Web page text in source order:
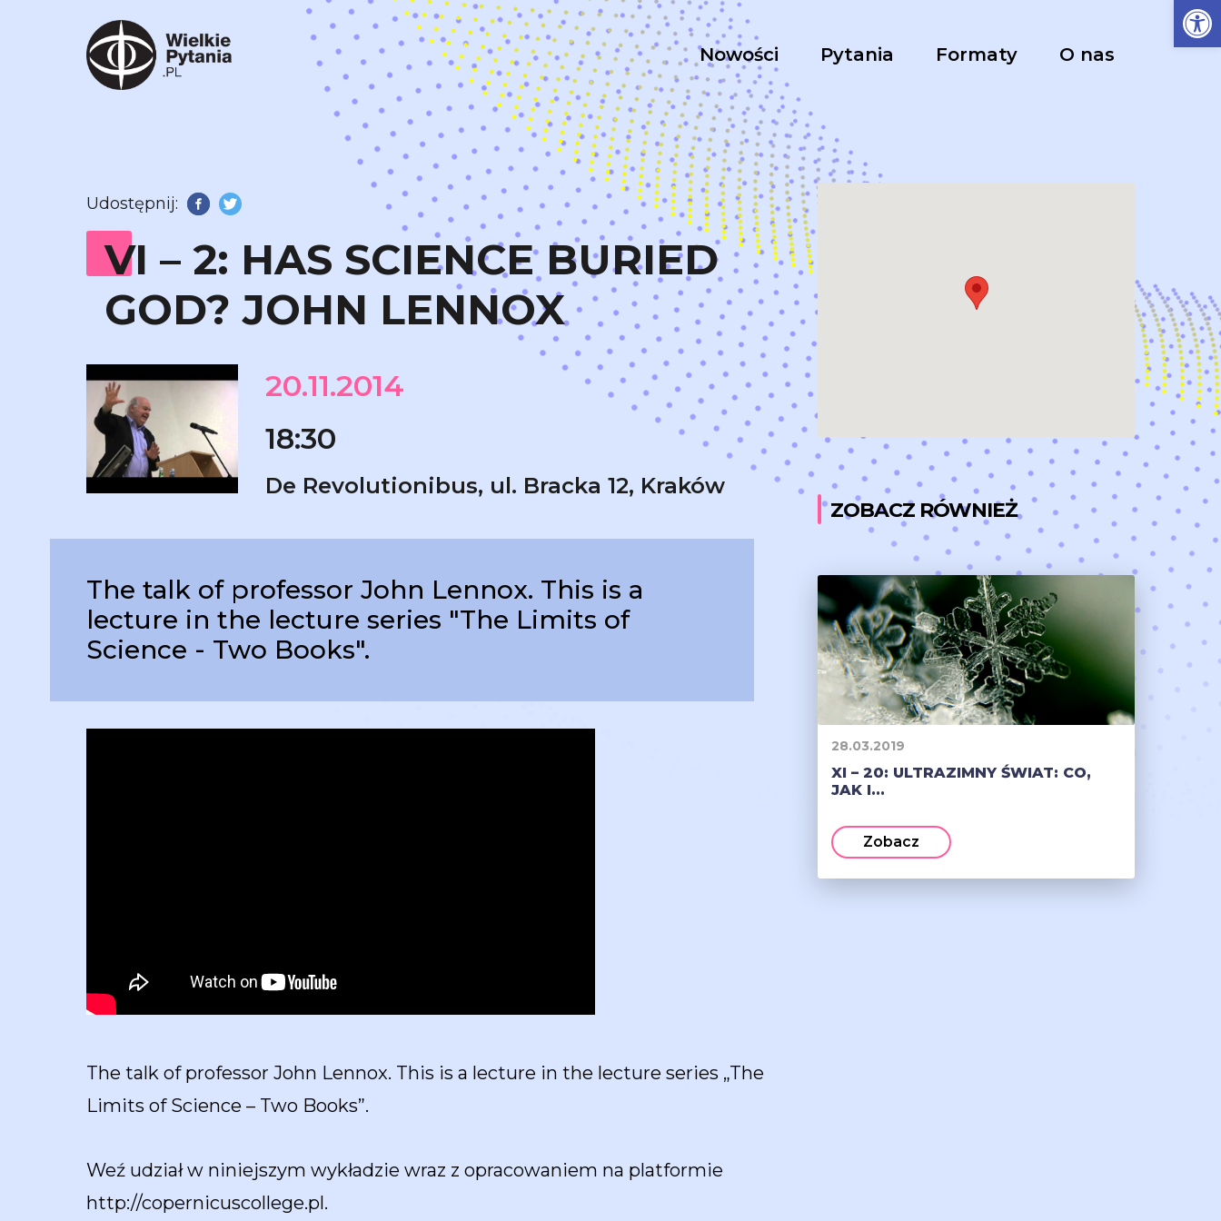
Nowości Pytania Formaty O nas
Udostępnij: Facebook
Twitter
VI – 2: HAS SCIENCE BURIED
GOD? JOHN LENNOX
20.11.2014
18:30
De Revolutionibus, ul. Bracka 12, Kraków
The talk of professor John Lennox. This is a
lecture in the lecture series "The Limits of
Science - Two Books".
The talk of professor John Lennox. This is a lecture in the lecture series „The
Limits of Science – Two Books”.
Weź udział w niniejszym wykładzie wraz z opracowaniem na platformie
http://copernicuscollege.pl.
ZOBACZ RÓWNIEŻ
28.03.2019
XI – 20: ULTRAZIMNY ŚWIAT: CO,
JAK I...
Zobacz